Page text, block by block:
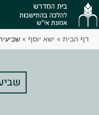
דף הבית » ישא יוסף »